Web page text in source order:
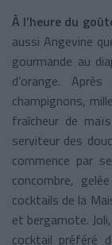
À l’heure du
aussi Angevine
gourmande au
d’orange.
champignons,
fraîcheur de
serviteur des
commence par
concombre,
cocktails de la
et bergamote.
cocktail préféré